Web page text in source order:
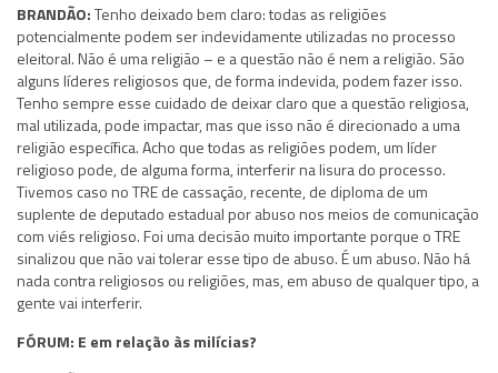
BRANDÃO:Tenho deixado bem claro: todas as religiões
potencialmente podem ser indevidamente utilizadas no processo
eleitoral. Não é uma religião – e a questão não é nem a religião. São
alguns líderes religiosos que, de forma indevida, podem fazer isso.
Tenho sempre esse cuidado de deixar claro que a questão religiosa,
mal utilizada, pode impactar, mas que isso não é direcionado a uma
religião específica. Acho que todas as religiões podem, um líder
religioso pode, de alguma forma, interferir na lisura do processo.
Tivemos caso no TRE de cassação, recente, de diploma de um
suplente de deputado estadual por abuso nos meios de comunicação
com viés religioso. Foi uma decisão muito importante porque o TRE
sinalizou que não vai tolerar esse tipo de abuso. É um abuso. Não há
nada contra religiosos ou religiões, mas, em abuso de qualquer tipo, a
gente vai interferir.
FÓRUM: E em relação às milícias?